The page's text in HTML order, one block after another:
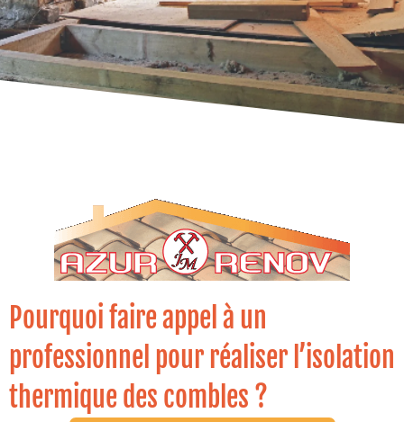
Pourquoi faire appel à un
professionnel pour réaliser l’isolation
thermique des combles ?